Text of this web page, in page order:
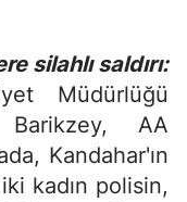
silahlı saldırı:
Müdürlüğü
AA
Kandahar'ın
kadın polisin,